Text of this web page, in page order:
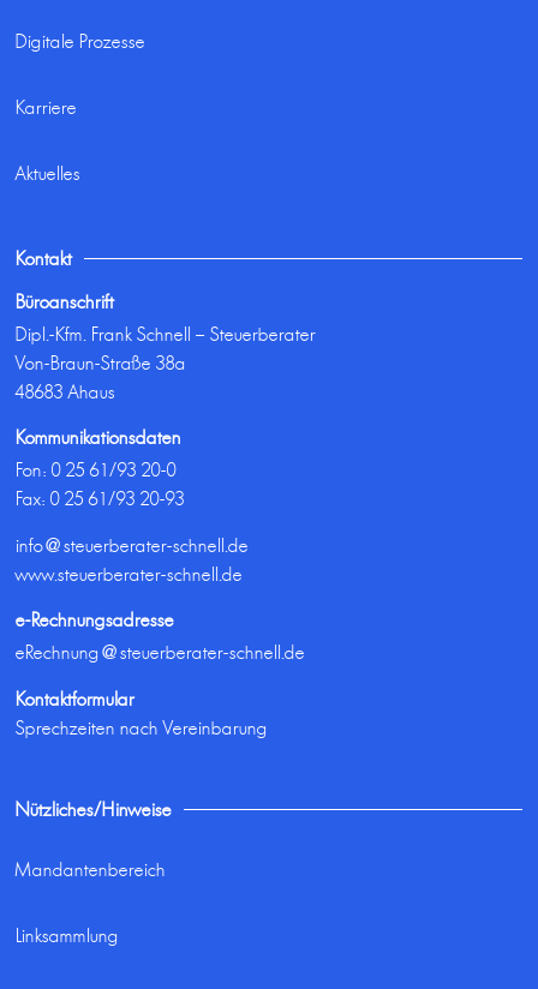
Digitale Prozesse
Karriere
Aktuelles
Kontakt
Büroanschrift
Dipl.-Kfm. Frank Schnell – Steuerberater
Von-Braun-Straße 38a
48683 Ahaus
Kommunikationsdaten
Fon:0 25 61/93 20-0
Fax: 0 25 61/93 20-93
info@steuerberater-schnell.de
www.steuerberater-schnell.de
e-Rechnungsadresse
eRechnung@steuerberater-schnell.de
Kontaktformular
Sprechzeiten nach Vereinbarung
Nützliches/Hinweise
Mandantenbereich
Linksammlung